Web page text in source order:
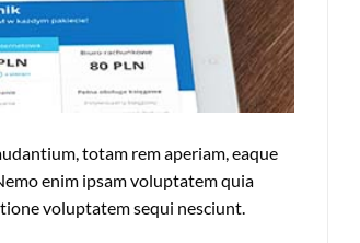
totam rem aperiam, eaque
enim ipsam voluptatem quia
voluptatem sequi nesciunt.